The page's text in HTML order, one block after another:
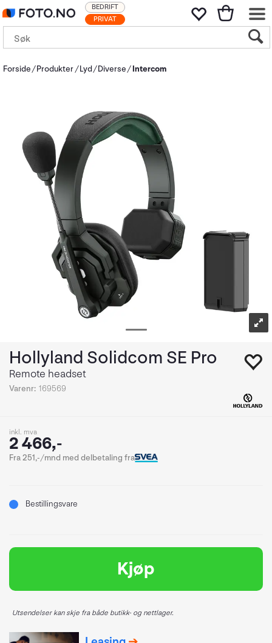
PRIVAT
BEDRIFT
Forside Produkter Lyd Diverse Intercom
Hollyland Solidcom SE Pro
Remote headset
Varenr: 169569
inkl. mva
2 466,-
Fra 251,-/mnd med delbetaling fra
Bestillingsvare
Kjøp
Utsendelser kan skje fra både butikk- og nettlager.